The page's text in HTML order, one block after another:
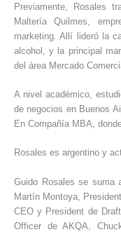
Previamente, Rosales
Maltería Quilmes,
marketing. Allí lideró la
alcohol, y la principal
del área Mercado
A nivel académico,
de negocios en Buenos
En Compañía MBA,
Rosales es argentino y
Guido Rosales se suma
Martín Montoya,
CEO y President de
Officer de AKQA,